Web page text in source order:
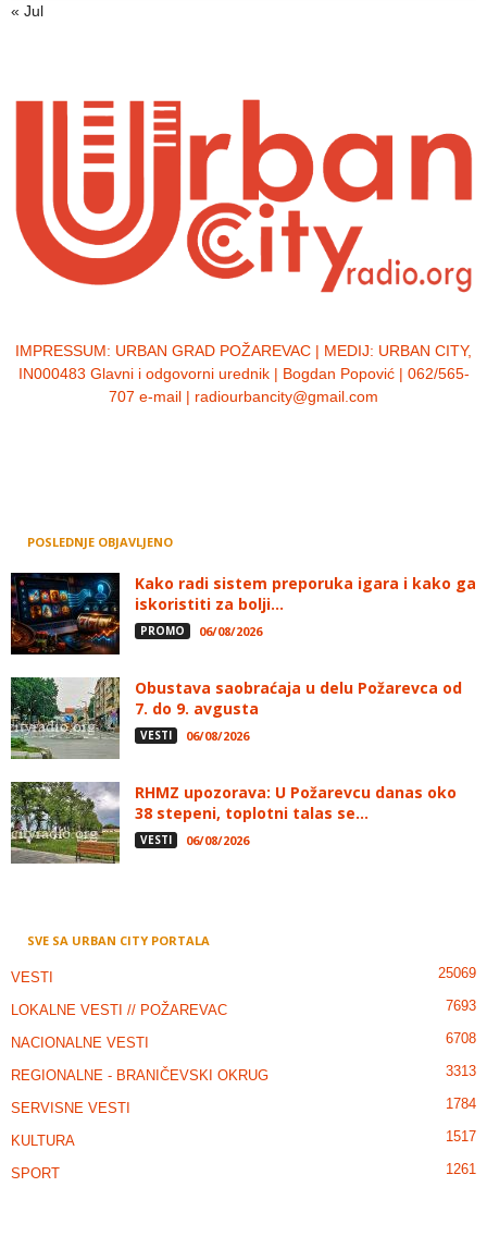
« Jul
IMPRESSUM: URBAN GRAD POŽAREVAC | MEDIJ: URBAN CITY,
IN000483 Glavni i odgovorni urednik | Bogdan Popović | 062/565-
707 e-mail | radiourbancity@gmail.com
POSLEDNJE OBJAVLJENO
Kako radi sistem preporuka igara i kako ga
iskoristiti za bolji...
PROMO 06/08/2026
Obustava saobraćaja u delu Požarevca od
7. do 9. avgusta
VESTI 06/08/2026
RHMZ upozorava: U Požarevcu danas oko
38 stepeni, toplotni talas se...
VESTI 06/08/2026
SVE SA URBAN CITY PORTALA
VESTI 25069
LOKALNE VESTI // POŽAREVAC 7693
NACIONALNE VESTI 6708
REGIONALNE - BRANIČEVSKI OKRUG 3313
SERVISNE VESTI 1784
KULTURA 1517
SPORT 1261